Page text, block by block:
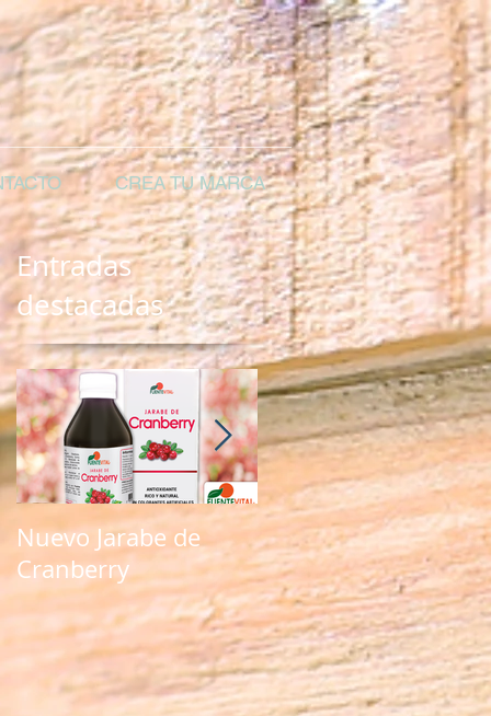
CREA TU MARCA
Entradas
destacadas
Nuevo Jarabe de
Cranberry
Nuevo producto
natural con Kale